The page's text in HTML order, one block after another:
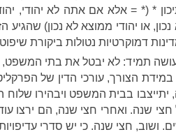
* (* = אלא אם אתה לא יהודי,
או יהודי ממוצא לא נכון) שהגיע
דמוקרטיות נטולות ביקורת
תמיד: לא יבטל את בתי
במידת הצורך, עורכי הדין של
בבית המשפט ויבהירו שלוח
שנה. ואחרי חצי שנה, הם ירצו
ושוב, חצי שנה. כי יש סדרי